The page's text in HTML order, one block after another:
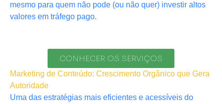
mesmo para quem não pode (ou não quer) investir altos
valores em tráfego pago.
CONHECER OS SERVIÇOS
Marketing de Conteúdo: Crescimento Orgânico que Gera
Autoridade
Uma das estratégias mais eficientes e acessíveis do